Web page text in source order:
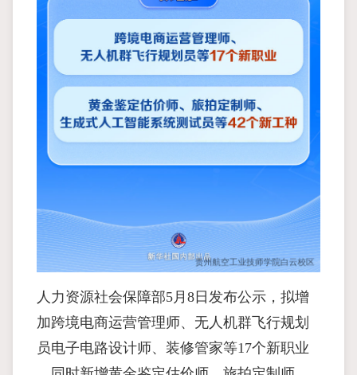
人力资源社会保障部5月8日发布公示，拟增
加跨境电商运营管理师、无人机群飞行规划
员电子电路设计师、装修管家等17个新职业